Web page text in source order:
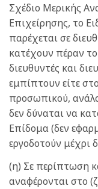
Σχέδιο Μερικής
Επιχείρησης, το
παρέχεται σε
κατέχουν πέραν
διευθυντές και
εμπίπτουν είτε
προσωπικού,
δεν δύναται να
Επίδομα (δεν
εργοδοτούν μέχρι
(η) Σε περίπτωση
αναφέρονται στο